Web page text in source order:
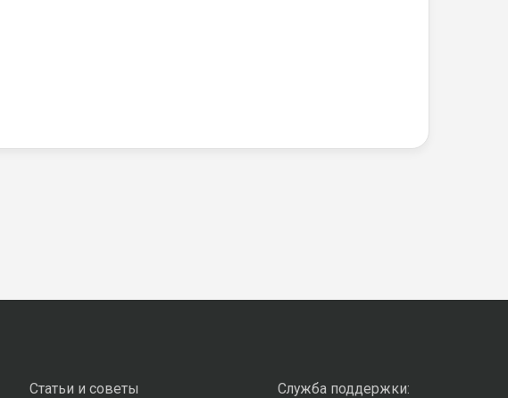
Статьи и советы Служба поддержки: